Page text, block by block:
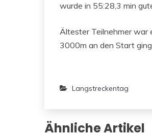
wurde in 55:28,3 min
Ältester Teilnehmer war
3000m an den Start
Langstreckentag
Ähnliche Artikel